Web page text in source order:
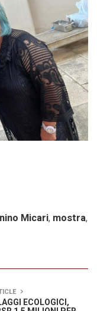
Micari, mostra,
ECOLOGICI,